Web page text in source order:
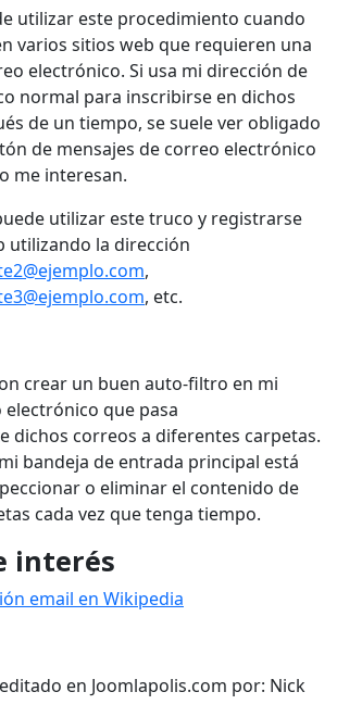
utilizar este procedimiento cuando
varios sitios web que requieren una
electrónico. Si usa mi dirección de
normal para inscribirse en dichos
de un tiempo, se suele ver obligado
de mensajes de correo electrónico
me interesan.
utilizar este truco y registrarse
utilizando la dirección
,
, etc.
crear un buen auto-filtro en mi
que pasa
dichos correos a diferentes carpetas.
bandeja de entrada principal está
o eliminar el contenido de
cada vez que tenga tiempo.
interés
email en Wikipedia
editado en Joomlapolis.com por: Nick